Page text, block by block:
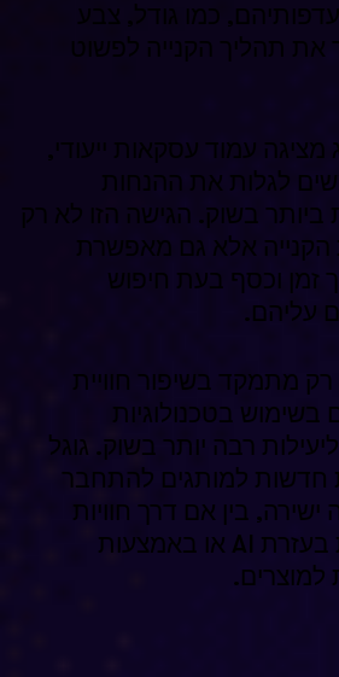
כמו גודל, צבע
את תהליך הקנייה לפשוט
מציגה עמוד עסקאות ייעודי,
לגלות את ההנחות
ביותר בשוק. הגישה הזו לא רק
הקנייה אלא גם מאפשרת
וכסף בעת חיפוש
עליהם.
רק מתמקד בשיפור חוויית
בטכנולוגיות
רבה יותר בשוק. גוגל
חדשות למותגים להתחבר
בין אם דרך חוויות
מסייעות כמו קניות בעזרת AI או באמצעות
למוצרים.